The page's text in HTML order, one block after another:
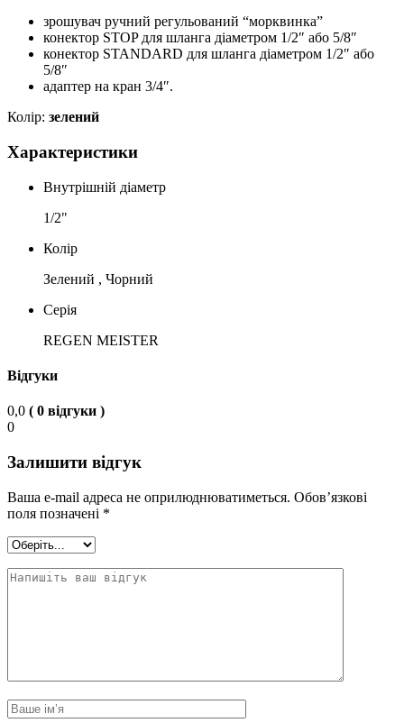
зрошувач ручний регульований “морквинка”
конектор STOP для шланга діаметром 1/2″ або 5/8″
конектор STANDARD для шланга діаметром 1/2″ або
5/8″
адаптер на кран 3/4″.
Колір: зелений
Характеристики
Внутрішній діаметр
1/2"
Колір
Зелений , Чорний
Серія
REGEN MEISTER
Відгуки
0,0 ( 0 відгуки )
0
Залишити відгук
Ваша e-mail адреса не оприлюднюватиметься. Обов’язкові
поля позначені *